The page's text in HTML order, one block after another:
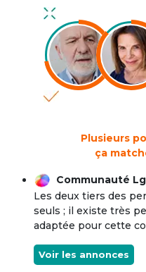
Plusieurs
ça
Communauté
Les deux tiers des
seuls ; il existe très
adaptée pour cette
Voir les annonces